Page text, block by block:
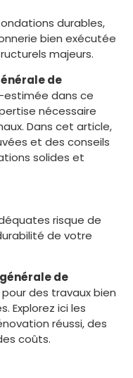
durables,
bien exécutée
majeurs.
de
dans ce
nécessaire
Dans cet article,
et des conseils
solides et
risque de
de votre
de
des travaux bien
Explorez ici les
réussi, des
coûts.